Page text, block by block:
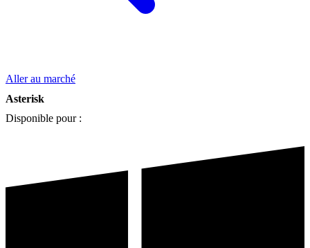
Aller au marché
Asterisk
Disponible pour :